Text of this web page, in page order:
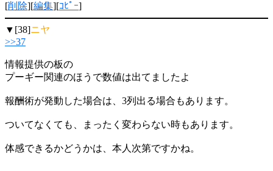
[削除][編集][ｺﾋﾟｰ]
▼[38]ニヤ
>>37
情報提供の板の
プーギー関連のほうで数値は出てましたよ
報酬術が発動した場合は、3列出る場合もあります。
ついてなくても、まったく変わらない時もあります。
体感できるかどうかは、本人次第ですかね。